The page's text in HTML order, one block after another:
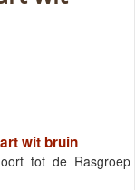
wit bruin
tot de Rasgroep